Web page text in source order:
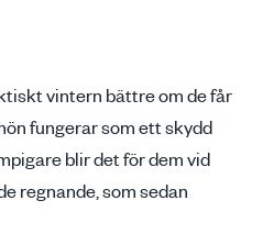
vintern bättre om de får
fungerar som ett skydd
blir det för dem vid
regnande, som sedan